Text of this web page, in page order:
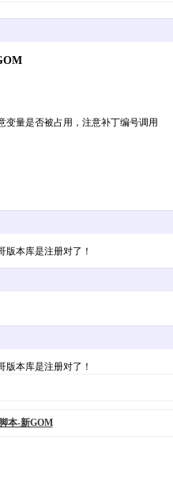
变量是否被占用，注意补丁编号调用
版本库是注册对了！
版本库是注册对了！
本-新GOM